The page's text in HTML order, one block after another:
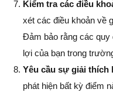
Kiểm tra các điều
xét các điều khoản về
Đảm bảo rằng các quy
lợi của bạn trong
Yêu cầu sự giải thích
phát hiện bất kỳ điểm